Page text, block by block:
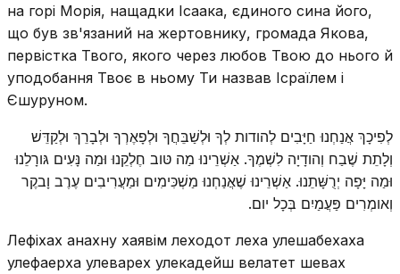
на горі Морія, нащадки Ісаака, єдиного сина його,
що був зв'язаний на жертовнику, громада Якова,
первістка Твого, якого через любов Твою до нього й
уподобання Твоє в ньому Ти назвав Ісраїлем і
Єшуруном.
לְפִיכָךְ אֲנַחְנוּ חַיָּבִים לְהודות לְךָ וּלְשַׁבֵּחֲךָ וּלְפָאֶרְךָ וּלְבָרֵךְ וּלְקַדֵּשׁ
וְלָתֵת שֶׁבַח וְהודָיָה לִשְׁמֶךָ. אַשְׁרֵינוּ מַה טּוב חֶלְקֵנוּ וּמַה נָּעִים גּורָלֵנוּ
וּמַה יָּפָה יְרֻשָּׁתֵנוּ. אַשְׁרֵינוּ שֶׁאֲנַחְנוּ מַשְׁכִּימִים וּמַעֲרִיבִים עֶרֶב וָבקֶר
וְאומְרִים פַּעֲמַיִם בְּכָל יום.
Лефіхах анахну хаявім леходот леха улешабехаха
улефаерха улеварех улекадейш велатет шевах